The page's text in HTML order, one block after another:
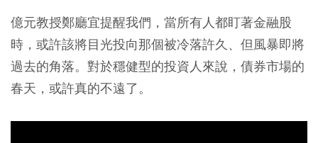
億元教授鄭廳宜提醒我們，當所有人都盯著金融股
時，或許該將目光投向那個被冷落許久、但風暴即將
過去的角落。對於穩健型的投資人來說，債券市場的
春天，或許真的不遠了。